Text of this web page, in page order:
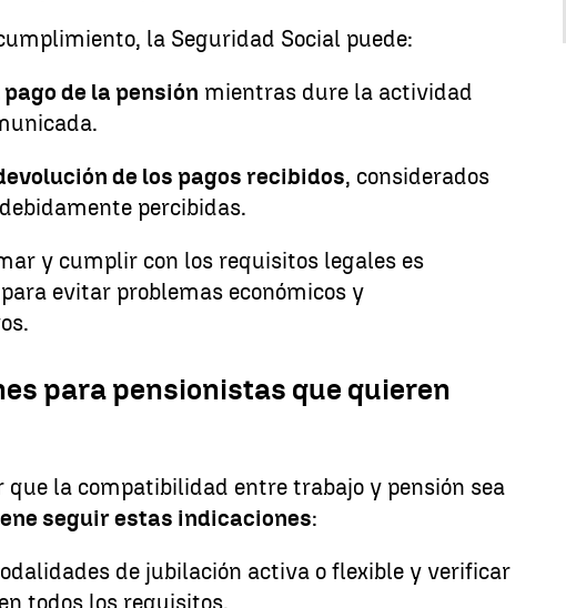
la Seguridad Social puede:
de la pensión mientras dure la actividad
de los pagos recibidos, considerados
percibidas.
y cumplir con los requisitos legales es
evitar problemas económicos y
para pensionistas que quieren
que la compatibilidad entre trabajo y pensión sea
seguir estas indicaciones:
de jubilación activa o flexible y verificar
todos los requisitos.